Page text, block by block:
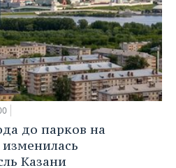
до парков на
Казани